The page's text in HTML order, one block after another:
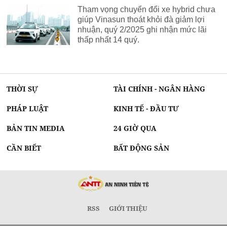
Tham vọng chuyển đổi xe hybrid chưa
giúp Vinasun thoát khỏi đà giảm lợi
nhuận, quý 2/2025 ghi nhận mức lãi
thấp nhất 14 quý.
THỜI SỰ TÀI CHÍNH - NGÂN HÀNG
PHÁP LUẬT KINH TẾ - ĐẦU TƯ
BẢN TIN MEDIA 24 GIỜ QUA
CẦN BIẾT BẤT ĐỘNG SẢN
RSS GIỚI THIỆU